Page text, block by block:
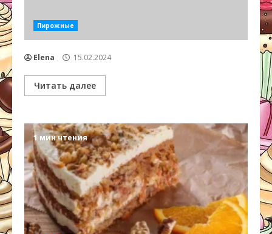
Пирожные
Elena 15.02.2024
Читать далее
1 мин чтения